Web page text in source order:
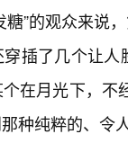
糖”的观众来说
插了几个让
在月光下，
种纯粹的、令